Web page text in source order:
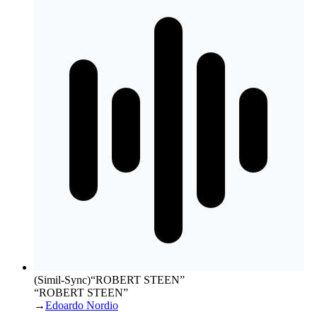
(Simil-Sync)“ROBERT STEEN”
“ROBERT STEEN”
→Edoardo Nordio